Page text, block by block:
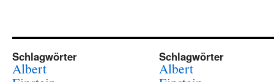
Schlagwörter
Albert
Schlagwörter
Albert